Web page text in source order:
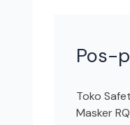
Pos-
Toko
Masker